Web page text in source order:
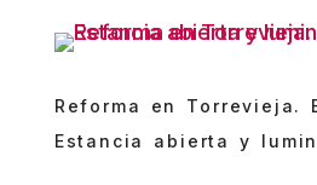
Reforma en Torrevieja.
Estancia abierta y